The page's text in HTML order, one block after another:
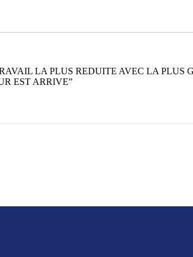
LA PLUS REDUITE AVEC LA PLUS
EST ARRIVE”